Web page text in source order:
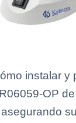
instalar y
OP